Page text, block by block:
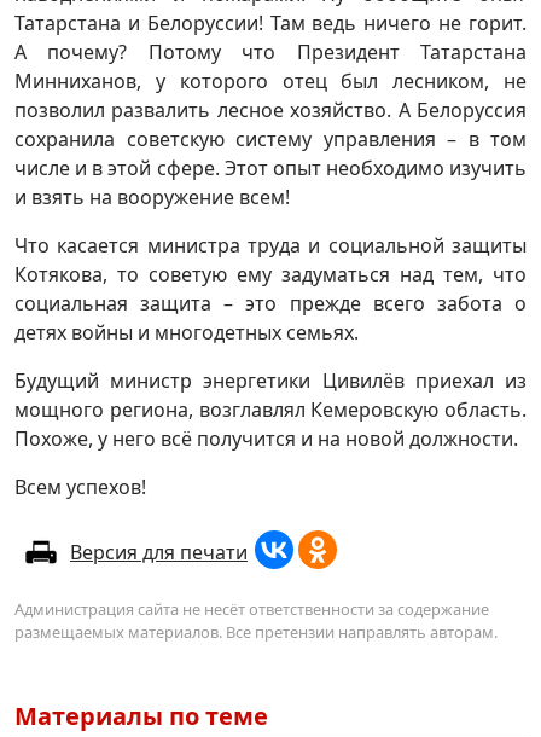
Татарстана и Белоруссии! Там ведь ничего не горит.
А почему? Потому что Президент Татарстана
Минниханов, у которого отец был лесником, не
позволил развалить лесное хозяйство. А Белоруссия
сохранила советскую систему управления – в том
числе и в этой сфере. Этот опыт необходимо изучить
и взять на вооружение всем!
Что касается министра труда и социальной защиты
Котякова, то советую ему задуматься над тем, что
социальная защита – это прежде всего забота о
детях войны и многодетных семьях.
Будущий министр энергетики Цивилёв приехал из
мощного региона, возглавлял Кемеровскую область.
Похоже, у него всё получится и на новой должности.
Всем успехов!
Версия для печати
Администрация сайта не несёт ответственности за содержание
размещаемых материалов. Все претензии направлять авторам.
Материалы по теме